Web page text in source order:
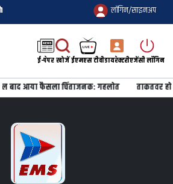
लॉगिन/साइनअप
ई-पेपरखोजेंईएमएस टीवीडायरेक्टरीएजेंसी लॉगिन
बाद आया फैसला चिंताजनक: गहलोत ताकतवर